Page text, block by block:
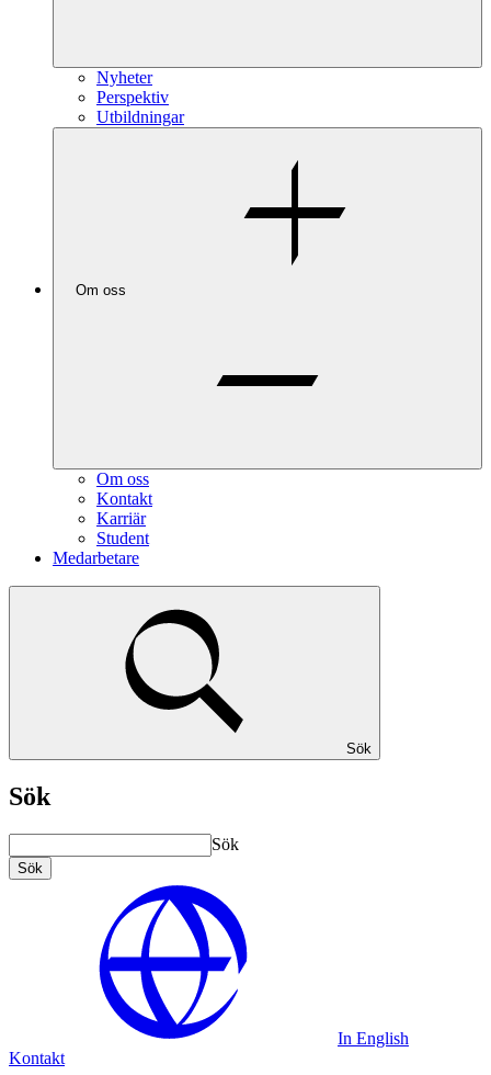
Nyheter
Perspektiv
Utbildningar
Om oss
Om oss
Kontakt
Karriär
Student
Medarbetare
Sök
Sök
Sök
Sök
In English
Kontakt